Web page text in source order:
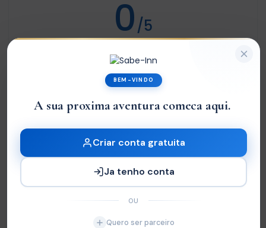
0/5
Not rated
Com base em0 review
Very Good
Média
Ruim
0
BEM-VINDO
A sua proxima aventura comeca aqui.|
Criar conta gratuita
Ja tenho conta
OU
Quero ser parceiro